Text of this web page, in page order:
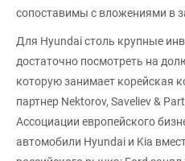
сопоставимы с вложениями в
Для Hyundai столь крупные
достаточно посмотреть на
которую занимает корейская
партнер Nektorov, Saveliev &
Ассоциации европейского
автомобили Hyundai и Kia